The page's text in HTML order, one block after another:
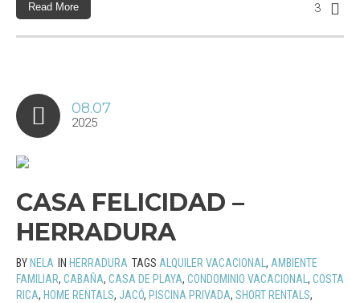
3
Read More
08.07
2025
CASA FELICIDAD –
HERRADURA
BY NELA IN HERRADURA TAGS ALQUILER VACACIONAL , AMBIENTE
FAMILIAR, CABAÑA, CASA DE PLAYA, CONDOMINIO VACACIONAL , COSTA
RICA, HOME RENTALS, JACÓ, PISCINA PRIVADA, SHORT RENTALS,